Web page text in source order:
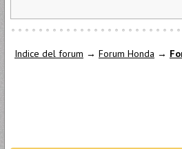
Indice del forum → Forum Honda →